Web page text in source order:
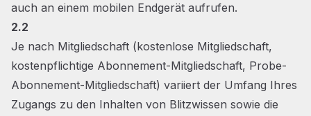
auch an einem mobilen Endgerät aufrufen.
2.2
Je nach Mitgliedschaft (kostenlose Mitgliedschaft,
kostenpflichtige Abonnement-Mitgliedschaft, Probe-
Abonnement-Mitgliedschaft) variiert der Umfang Ihres
Zugangs zu den Inhalten von Blitzwissen sowie die